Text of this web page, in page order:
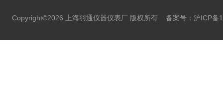
Copyright©2026 上海羽通仪器仪表厂 版权所有 备案号：沪ICP备